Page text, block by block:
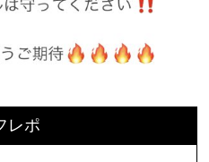
レポ